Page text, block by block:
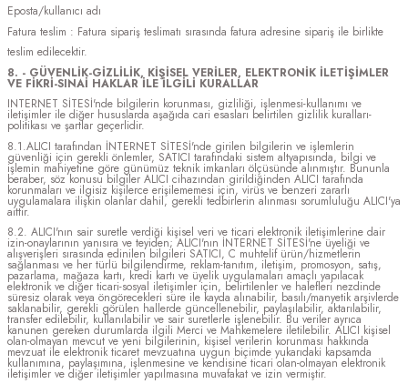
Eposta/kullanıcı adı
Fatura teslim : Fatura sipariş teslimatı sırasında fatura adresine sipariş ile birlikte
teslim edilecektir.
8. - GÜVENLİK-GİZLİLİK, KİŞİSEL VERİLER, ELEKTRONİK İLETİŞİMLER
VE FİKRİ-SINAİ HAKLAR İLE İLGİLİ KURALLAR
INTERNET SİTESİ'nde bilgilerin korunması, gizliliği, işlenmesi-kullanımı ve
iletişimler ile diğer hususlarda aşağıda cari esasları belirtilen gizlilik kuralları-
politikası ve şartlar geçerlidir.
8.1.ALICI tarafından İNTERNET SİTESİ'nde girilen bilgilerin ve işlemlerin
güvenliği için gerekli önlemler, SATICI tarafındaki sistem altyapısında, bilgi ve
işlemin mahiyetine göre günümüz teknik imkanları ölçüsünde alınmıştır. Bununla
beraber, söz konusu bilgiler ALICI cihazından girildiğinden ALICI tarafında
korunmaları ve ilgisiz kişilerce erişilememesi için, virüs ve benzeri zararlı
uygulamalara ilişkin olanlar dahil, gerekli tedbirlerin alınması sorumluluğu ALICI'ya
aittir.
8.2. ALICI'nın sair suretle verdiği kişisel veri ve ticari elektronik iletişimlerine dair
izin-onaylarının yanısıra ve teyiden; ALICI'nın İNTERNET SİTESİ'ne üyeliği ve
alışverişleri sırasında edinilen bilgileri SATICI, C muhtelif ürün/hizmetlerin
sağlanması ve her türlü bilgilendirme, reklam-tanıtım, iletişim, promosyon, satış,
pazarlama, mağaza kartı, kredi kartı ve üyelik uygulamaları amaçlı yapılacak
elektronik ve diğer ticari-sosyal iletişimler için, belirtilenler ve halefleri nezdinde
süresiz olarak veya öngörecekleri süre ile kayda alınabilir, basılı/manyetik arşivlerde
saklanabilir, gerekli görülen hallerde güncellenebilir, paylaşılabilir, aktarılabilir,
transfer edilebilir, kullanılabilir ve sair suretlerle işlenebilir. Bu veriler ayrıca
kanunen gereken durumlarda ilgili Merci ve Mahkemelere iletilebilir. ALICI kişisel
olan-olmayan mevcut ve yeni bilgilerinin, kişisel verilerin korunması hakkında
mevzuat ile elektronik ticaret mevzuatına uygun biçimde yukarıdaki kapsamda
kullanımına, paylaşımına, işlenmesine ve kendisine ticari olan-olmayan elektronik
iletişimler ve diğer iletişimler yapılmasına muvafakat ve izin vermiştir.